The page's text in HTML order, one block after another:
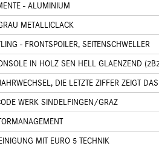
- ALUMINIUM
METALLICLACK
- FRONTSPOILER, SEITENSCHWELLER
IN HOLZ SEN HELL GLAENZEND
DIE LETZTE ZIFFER ZEIGT
WERK SINDELFINGEN/GRAZ
MIT EURO 5 TECHNIK